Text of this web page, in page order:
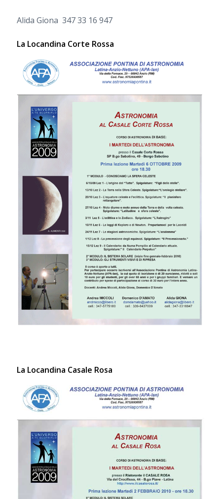
Alida Giona 347 33 16 947
La Locandina Corte Rossa
La Locandina Casale Rosa